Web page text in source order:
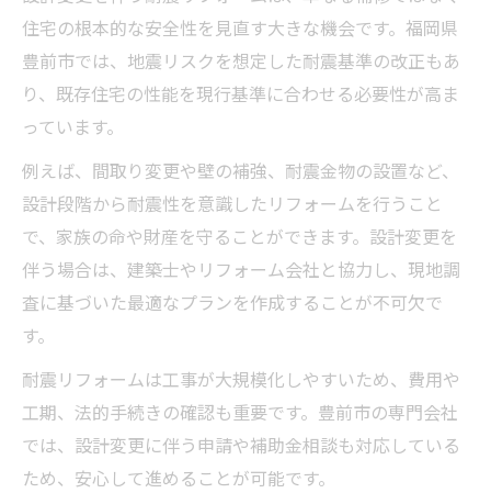
住宅の根本的な安全性を見直す大きな機会です。福岡県
豊前市では、地震リスクを想定した耐震基準の改正もあ
り、既存住宅の性能を現行基準に合わせる必要性が高ま
っています。
例えば、間取り変更や壁の補強、耐震金物の設置など、
設計段階から耐震性を意識したリフォームを行うこと
で、家族の命や財産を守ることができます。設計変更を
伴う場合は、建築士やリフォーム会社と協力し、現地調
査に基づいた最適なプランを作成することが不可欠で
す。
耐震リフォームは工事が大規模化しやすいため、費用や
工期、法的手続きの確認も重要です。豊前市の専門会社
では、設計変更に伴う申請や補助金相談も対応している
ため、安心して進めることが可能です。